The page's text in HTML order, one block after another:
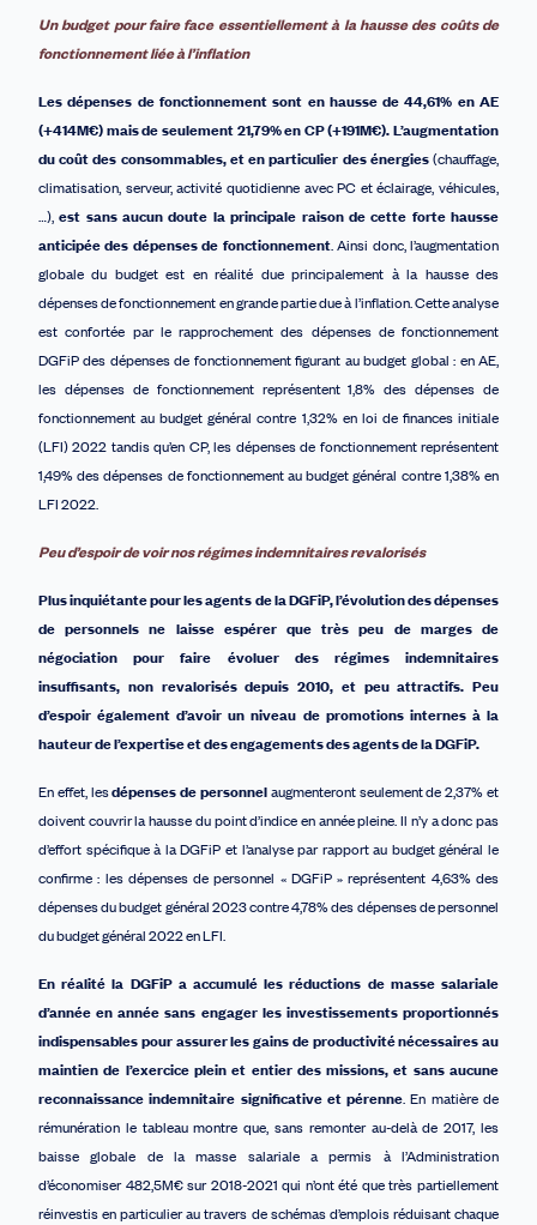
Un budget pour faire face essentiellement à la hausse des coûts de
fonctionnement liée à l’inflation
Les dépenses de fonctionnement sont en hausse de 44,61% en AE
(+414M€)mais de seulement 21,79% en CP(+191M€).L’augmentation
du coût des consommables, et en particulier des énergies(chauffage,
climatisation, serveur, activité quotidienne avec PC et éclairage, véhicules,
…), est sans aucun doute la principale raison de cette forte hausse
anticipée des dépenses de fonctionnement. Ainsi donc, l’augmentation
globale du budget est en réalité due principalement à la hausse des
dépenses de fonctionnement en grande partie due à l’inflation. Cette analyse
est confortée par le rapprochement des dépenses de fonctionnement
DGFiP des dépenses de fonctionnement figurant au budget global : en AE,
les dépenses de fonctionnement représentent 1,8% des dépenses de
fonctionnement au budget général contre 1,32% en loi de finances initiale
(LFI)2022 tandis qu’en CP, les dépenses de fonctionnement représentent
1,49% des dépenses de fonctionnement au budget général contre 1,38% en
LFI 2022.
Peu d’espoir de voir nos régimes indemnitaires revalorisés
Plus inquiétante pour les agents de la DGFiP, l’évolution des dépenses
de personnels ne laisse espérer que très peu de marges de
négociation pour faire évoluer des régimes indemnitaires
insuffisants, non revalorisés depuis 2010, et peu attractifs. Peu
d’espoir également d’avoir un niveau de promotions internes à la
hauteur de l’expertise et des engagements des agents de la DGFiP.
En effet, lesdépenses de personnelaugmenteront seulement de 2,37% et
doivent couvrir la hausse du point d’indice en année pleine. Il n’y a donc pas
d’effort spécifique à la DGFiP et l’analyse par rapport au budget général le
confirme : les dépenses de personnel « DGFiP » représentent 4,63% des
dépenses du budget général 2023 contre 4,78% des dépenses de personnel
du budget général 2022 en LFI.
En réalité la DGFiP a accumulé les réductions de masse salariale
d’année en année sans engager lesinvestissements proportionnés
indispensables pourassurer les gains de productivité nécessaires au
maintien de l’exercice plein et entier des missions, et sansaucune
reconnaissance indemnitaire significative et pérenne. En matière de
rémunération le tableau montre que, sans remonter au-delà de 2017, les
baisse globale de la masse salariale a permis à l’Administration
d’économiser 482,5M€ sur 2018-2021 qui n’ont été que très partiellement
réinvestis en particulier au travers de schémas d’emplois réduisant chaque